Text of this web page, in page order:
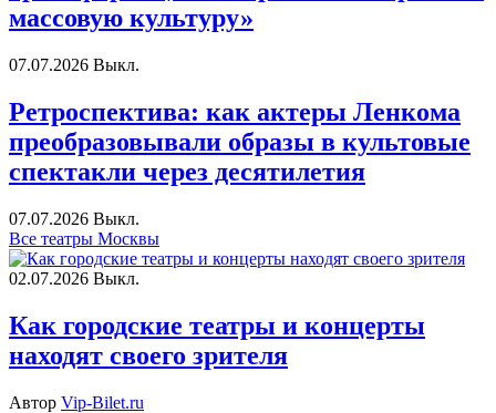
массовую культуру»
07.07.2026 Выкл.
Ретроспектива: как актеры Ленкома
преобразовывали образы в культовые
спектакли через десятилетия
07.07.2026 Выкл.
Все театры Москвы
02.07.2026 Выкл.
Как городские театры и концерты
находят своего зрителя
Автор Vip-Bilet.ru